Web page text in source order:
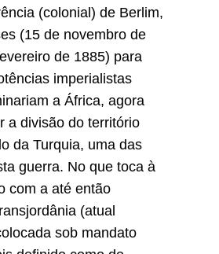
(colonial) de Berlim,
(15 de novembro de
de 1885) para
imperialistas
a África, agora
a divisão do território
da Turquia, uma das
guerra. No que toca à
com a até então
(atual
sob mandato